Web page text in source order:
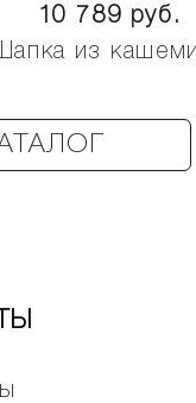
10 789 руб.
из